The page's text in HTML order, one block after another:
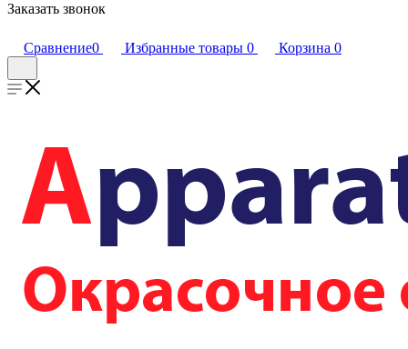
Заказать звонок
Сравнение0 Избранные товары 0 Корзина 0